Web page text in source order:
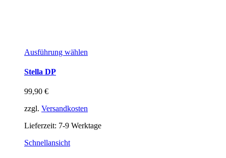
Ausführung wählen
Stella DP
99,90 €
zzgl. Versandkosten
Lieferzeit: 7-9 Werktage
Schnellansicht